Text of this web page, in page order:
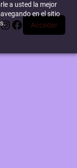
a usted la mejor
en el sitio
Facebook
Acceder